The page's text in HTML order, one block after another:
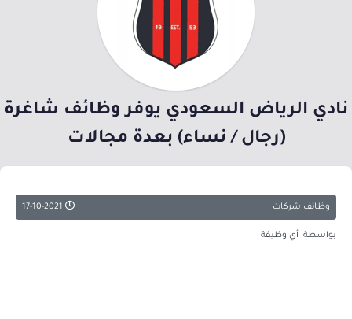
نادي الرياض السعودي يوفر وظائف شاغرة
(رجال / نساء) بعدة مجالات
وظائف شركات
بواسطة: أي وظيفة